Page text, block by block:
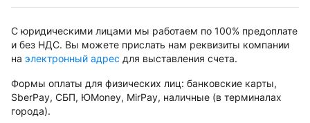
С юридическими лицами мы работаем по 100% предоплате
и без НДС. Вы можете прислать нам реквизиты компании
на электронный адрес для выставления счета.
Формы оплаты для физических лиц: банковские карты,
SberPay, СБП, ЮMoney, MirPay, наличные (в терминалах
города).